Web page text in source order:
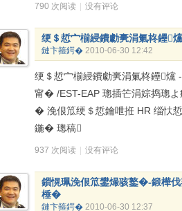
790 次阅读 没有评论
绠＄悊宀椾綅鐨勮亴涓氭柊鑸
鏈卞箍鍔� 2010-06-30 12:42
绠＄悊宀椾綅鐨勮亴涓氭柊鑸
甯� /EST-EAP 璁插笀涓婃捣璁
� 浼佷笟绠＄悊鑰呭拰 HR 缁忕
鍦� 璁稿
937 次阅读 没有评论
鎻愰珮浼佷笟鐢熶骇鐜�-鍛樺
棰�
鏈卞箍鍔� 2010-06-30 12:37